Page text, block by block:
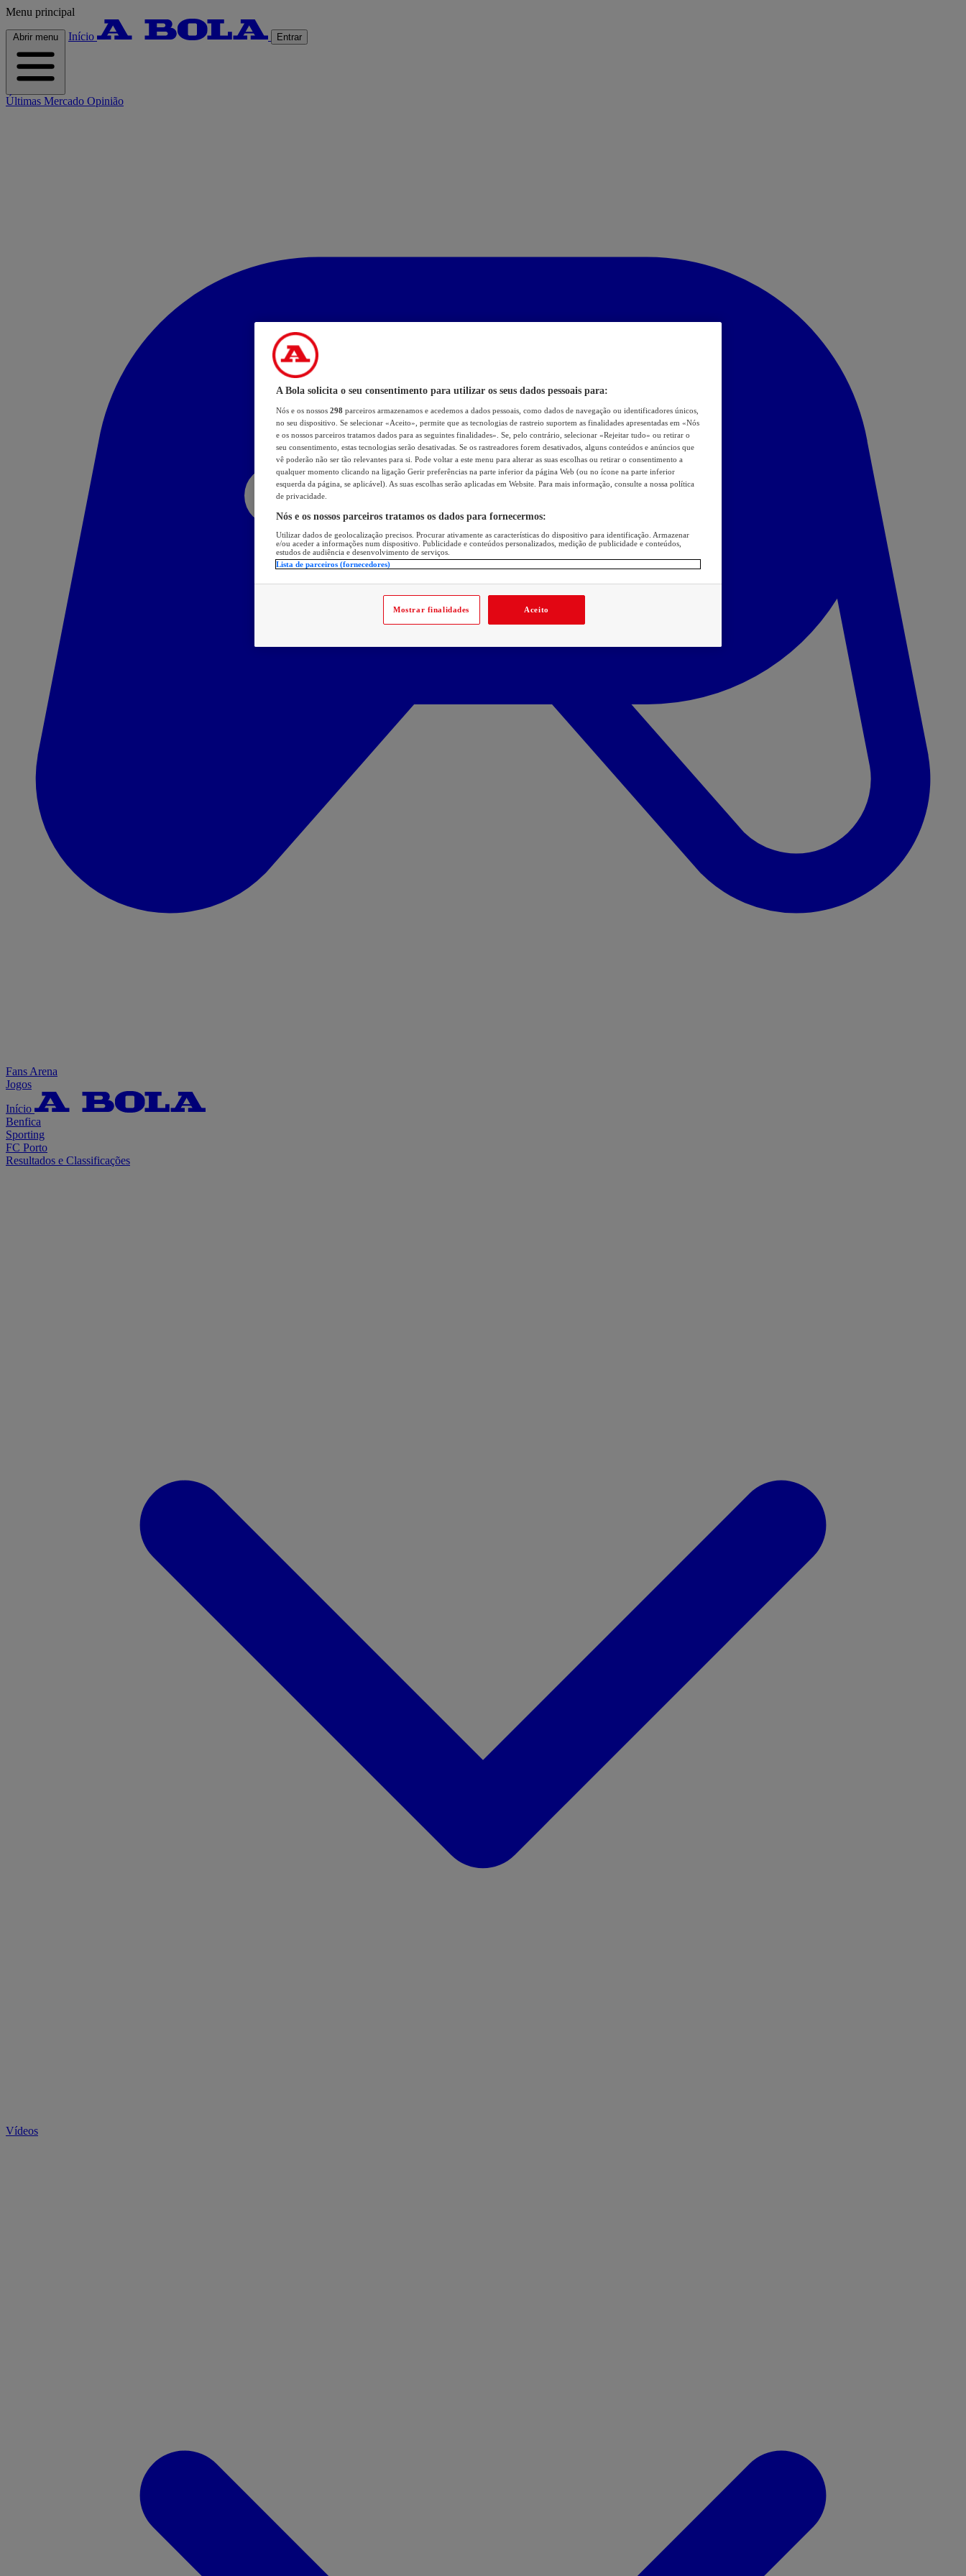
Menu principal
Abrir menu Início Entrar
Últimas Mercado Opinião
Fans Arena
Jogos
Início
Benfica
Sporting
FC Porto
Resultados e Classificações
Vídeos
A Bola solicita o seu consentimento para utilizar os seus dados pessoais para:
Nós e os nossos 298 parceiros armazenamos e acedemos a dados pessoais, como dados de navegação ou identificadores únicos,
no seu dispositivo. Se selecionar «Aceito», permite que as tecnologias de rastreio suportem as finalidades apresentadas em «Nós
e os nossos parceiros tratamos dados para as seguintes finalidades». Se, pelo contrário, selecionar «Rejeitar tudo» ou retirar o
seu consentimento, estas tecnologias serão desativadas. Se os rastreadores forem desativados, alguns conteúdos e anúncios que
vê poderão não ser tão relevantes para si. Pode voltar a este menu para alterar as suas escolhas ou retirar o consentimento a
qualquer momento clicando na ligação Gerir preferências na parte inferior da página Web (ou no ícone na parte inferior
esquerda da página, se aplicável). As suas escolhas serão aplicadas em Website. Para mais informação, consulte a nossa política
de privacidade.
Nós e os nossos parceiros tratamos os dados para fornecermos:
Utilizar dados de geolocalização precisos. Procurar ativamente as características do dispositivo para identificação. Armazenar
e/ou aceder a informações num dispositivo. Publicidade e conteúdos personalizados, medição de publicidade e conteúdos,
estudos de audiência e desenvolvimento de serviços.
Lista de parceiros (fornecedores)
Mostrar finalidades Aceito